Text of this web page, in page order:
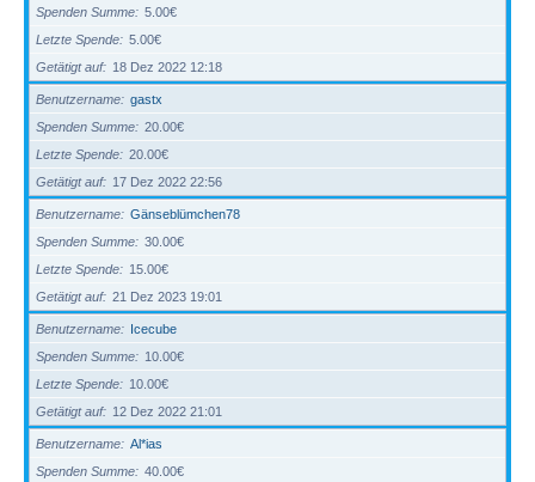
Spenden Summe
5.00€
Letzte Spende
5.00€
Getätigt auf
18 Dez 2022 12:18
Benutzername
gastx
Spenden Summe
20.00€
Letzte Spende
20.00€
Getätigt auf
17 Dez 2022 22:56
Benutzername
Gänseblümchen78
Spenden Summe
30.00€
Letzte Spende
15.00€
Getätigt auf
21 Dez 2023 19:01
Benutzername
Icecube
Spenden Summe
10.00€
Letzte Spende
10.00€
Getätigt auf
12 Dez 2022 21:01
Benutzername
Al*ias
Spenden Summe
40.00€